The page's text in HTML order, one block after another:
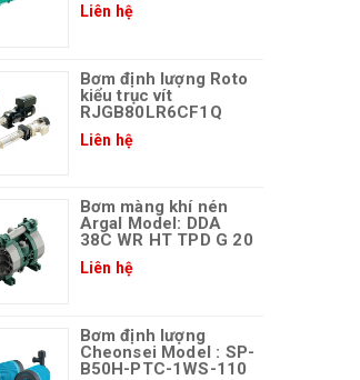
Liên hệ
Bơm định lượng Roto
kiểu trục vít
RJGB80LR6CF1Q
Liên hệ
Bơm màng khí nén
Argal Model: DDA
38C WR HT TPD G 20
Liên hệ
Bơm định lượng
Cheonsei Model : SP-
B50H-PTC-1WS-110